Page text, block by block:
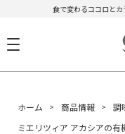
食で変わるココロと
ホーム 商品情報 調
ミエリツィア アカシアの有